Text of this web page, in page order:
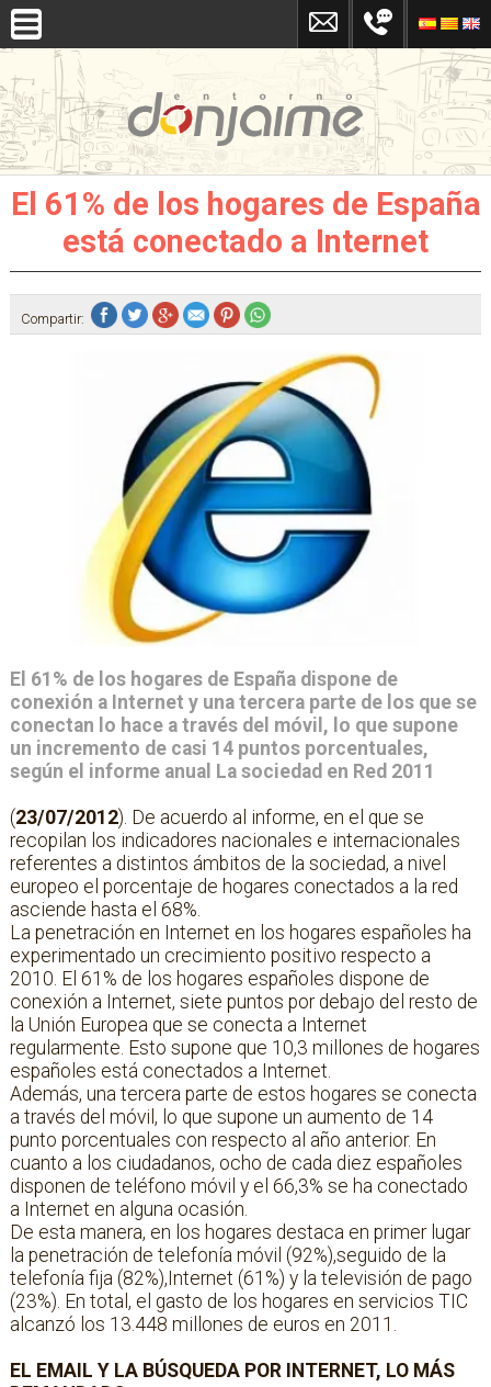
El 61% de los hogares de España
está conectado a Internet
Compartir:
El 61% de los hogares de España dispone de
conexión a Internet y una tercera parte de los que se
conectan lo hace a través del móvil, lo que supone
un incremento de casi 14 puntos porcentuales,
según el informe anual La sociedad en Red 2011
(23/07/2012). De acuerdo al informe, en el que se
recopilan los indicadores nacionales e internacionales
referentes a distintos ámbitos de la sociedad, a nivel
europeo el porcentaje de hogares conectados a la red
asciende hasta el 68%.
La penetración en Internet en los hogares españoles ha
experimentado un crecimiento positivo respecto a
2010. El 61% de los hogares españoles dispone de
conexión a Internet, siete puntos por debajo del resto de
la Unión Europea que se conecta a Internet
regularmente. Esto supone que 10,3 millones de hogares
españoles está conectados a Internet.
Además, una tercera parte de estos hogares se conecta
a través del móvil, lo que supone un aumento de 14
punto porcentuales con respecto al año anterior. En
cuanto a los ciudadanos, ocho de cada diez españoles
disponen de teléfono móvil y el 66,3% se ha conectado
a Internet en alguna ocasión.
De esta manera, en los hogares destaca en primer lugar
la penetración de telefonía móvil (92%),seguido de la
telefonía fija (82%),Internet (61%) y la televisión de pago
(23%). En total, el gasto de los hogares en servicios TIC
alcanzó los 13.448 millones de euros en 2011.
EL EMAIL Y LA BÚSQUEDA POR INTERNET, LO MÁS